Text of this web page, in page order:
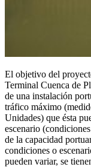
El objetivo del
Terminal Cuenca de
de una instalación
tráfico máximo
Unidades) que ésta
escenario
de la capacidad
condiciones o
pueden variar, se